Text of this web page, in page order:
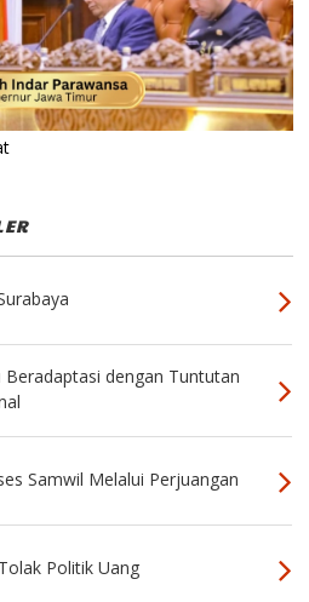
dengan Tuntutan
Samwil Melalui Perjuangan
Politik Uang